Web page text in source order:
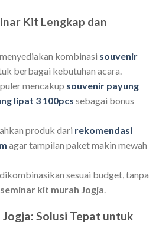
Kit Lengkap dan
kombinasi souvenir
berbagai kebutuhan acara.
mencakup souvenir payung
lipat 3 100pcs sebagai bonus
produk dari rekomendasi
agar tampilan paket makin mewah
sesuai budget, tanpa
seminar kit murah Jogja.
Solusi Tepat untuk